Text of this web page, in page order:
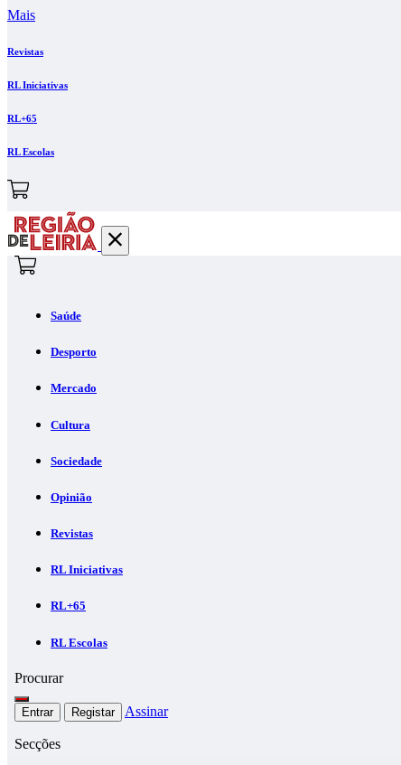
Mais
Revistas
RL Iniciativas
RL+65
RL Escolas
Saúde
Desporto
Mercado
Cultura
Sociedade
Opinião
Revistas
RL Iniciativas
RL+65
RL Escolas
Procurar
Entrar Registar Assinar
Secções